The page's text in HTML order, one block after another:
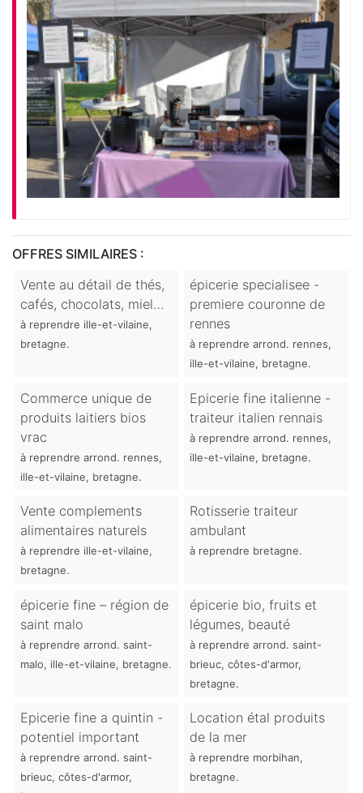
OFFRES SIMILAIRES :
Vente au détail de thés,
cafés, chocolats, miel…
à reprendre ille-et-vilaine,
bretagne.
épicerie specialisee -
premiere couronne de
rennes
à reprendre arrond. rennes,
ille-et-vilaine, bretagne.
Commerce unique de
produits laitiers bios
vrac
à reprendre arrond. rennes,
ille-et-vilaine, bretagne.
Epicerie fine italienne -
traiteur italien rennais
à reprendre arrond. rennes,
ille-et-vilaine, bretagne.
Vente complements
alimentaires naturels
à reprendre ille-et-vilaine,
bretagne.
Rotisserie traiteur
ambulant
à reprendre bretagne.
épicerie fine – région de
saint malo
à reprendre arrond. saint-
malo, ille-et-vilaine, bretagne.
épicerie bio, fruits et
légumes, beauté
à reprendre arrond. saint-
brieuc, côtes-d'armor,
bretagne.
Epicerie fine a quintin -
potentiel important
à reprendre arrond. saint-
brieuc, côtes-d'armor,
Location étal produits
de la mer
à reprendre morbihan,
bretagne.